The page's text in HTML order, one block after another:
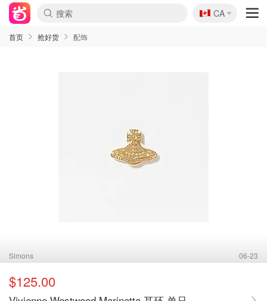
🇨🇦
CA
首页 抢好货 配饰
Simons 06-23
$125.00